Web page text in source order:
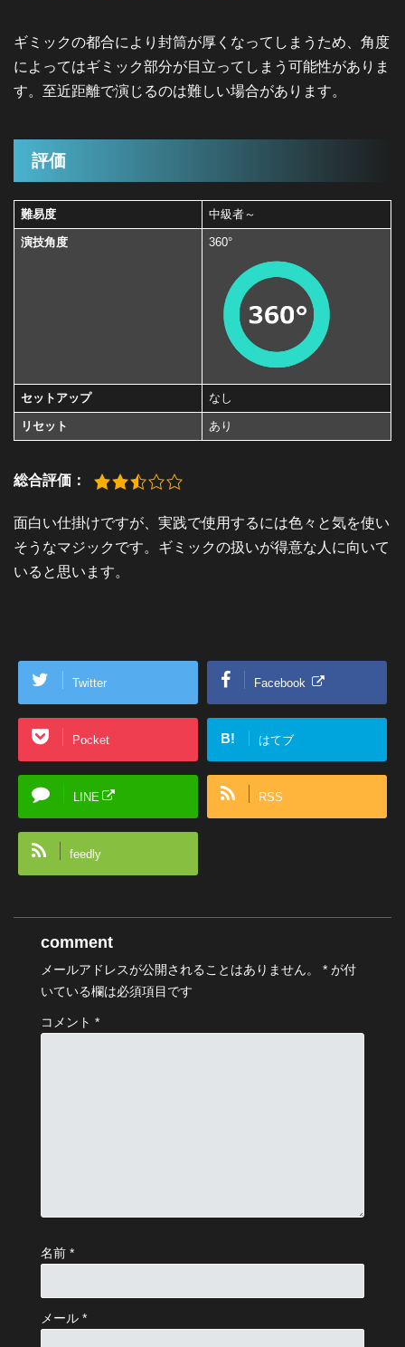
ギミックの都合により封筒が厚くなってしまうため、角度
によってはギミック部分が目立ってしまう可能性がありま
す。至近距離で演じるのは難しい場合があります。
評価
難易度 中級者～
演技角度 360°
セットアップ なし
リセット あり
総合評価：
面白い仕掛けですが、実践で使用するには色々と気を使い
そうなマジックです。ギミックの扱いが得意な人に向いて
いると思います。
Twitter Facebook
Pocket B! はてブ
LINE RSS
feedly
comment
メールアドレスが公開されることはありません。 * が付
いている欄は必須項目です
コメント *
名前 *
メール *